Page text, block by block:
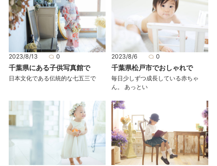
2023/8/13 0
千葉県にある子供写真館で
日本文化である伝統的な七五三で
2023/8/6 0
千葉県松戸市でおしゃれで
毎日少しずつ成長している赤ちゃ
ん。 あっとい